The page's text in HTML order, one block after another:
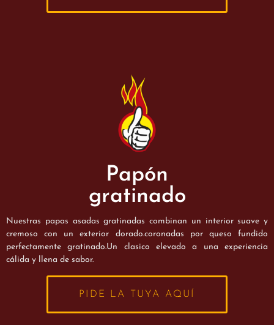
Papón
gratinado
Nuestras papas asadas gratinadas combinan un interior suave y
cremoso con un exterior dorado.coronadas por queso fundido
perfectamente gratinado.Un clasico elevado a una experiencia
cálida y llena de sabor.
PIDE LA TUYA AQUÍ